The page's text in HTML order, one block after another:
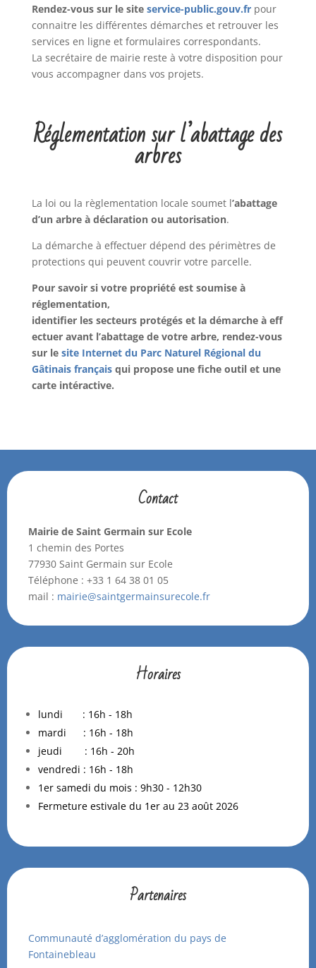
Rendez-vous sur le siteservice-public.gouv.frpour
connaitre les différentes démarches et retrouver les
services en ligne et formulaires correspondants.
La secrétaire de mairie reste à votre disposition pour
vous accompagner dans vos projets.
Réglementation sur l’abattage des
arbres
La loi ou la règlementation locale soumet l’abattage
d’un arbre à déclaration ou autorisation.
La démarche à effectuer dépend des périmètres de
protections qui peuvent couvrir votre parcelle.
Pour savoir si votre propriété est soumise à
réglementation,
identifier les secteurs protégés et la démarche à eff
ectueravant l’abattage de votre arbre, rendez-vous
sur lesite Internet du Parc Naturel Régional du
Gâtinais français qui propose une fiche outil et une
carte intéractive.
Contact
Mairie de Saint Germain sur Ecole
1 chemin des Portes
77930 Saint Germain sur Ecole
Téléphone : +33 1 64 38 01 05
mail : mairie@saintgermainsurecole.fr
Horaires
lundi : 16h - 18h
mardi : 16h - 18h
jeudi : 16h - 20h
vendredi : 16h - 18h
1er samedi du mois : 9h30 - 12h30
Fermeture estivale du 1er au 23 août 2026
Partenaires
Communauté d’agglomération du pays de
Fontainebleau